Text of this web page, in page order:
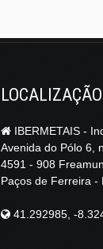
LOCALIZAÇÃO
IBERMETAIS -
Avenida do Pólo 6,
4591 - 908
Paços de Ferreira -
41.292985, -